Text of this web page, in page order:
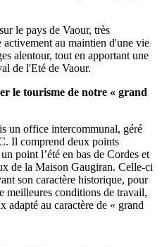
le pays de Vaour, très
au maintien d'une vie
alentour, tout en apportant une
de l'Eté de Vaour.
le tourisme de notre « grand
un office intercommunal, géré
Il comprend deux points
point l’été en bas de Cordes et
de la Maison Gaugiran. Celle-ci
son caractère historique, pour
meilleures conditions de travail,
adapté au caractère de « grand